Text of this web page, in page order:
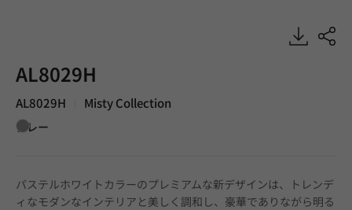
AL8029H
AL8029H Misty Collection
グレー
パステルホワイトカラーのプレミアムな新デザインは、トレンデ
ィなモダンなインテリアと美しく調和し、豪華でありながら明る